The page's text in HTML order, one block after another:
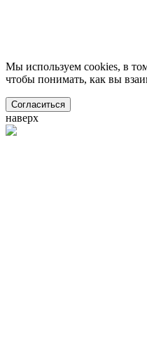
Мы используем cookies, в
чтобы понимать, как вы
Согласиться
наверх